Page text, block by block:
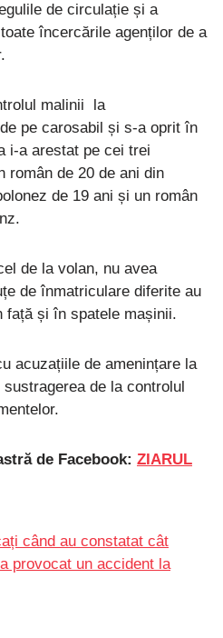
de circulație și a
încercările agenților de a
malinii la
pe carosabil și s-a oprit în
i-a arestat pe cei trei
român de 20 de ani din
de 19 ani și un român
de la volan, nu avea
de înmatriculare diferite au
față și în spatele mașinii.
acuzațiile de amenințare la
de la controlul
de Facebook: ZIARUL
când au constatat cât
provocat un accident la